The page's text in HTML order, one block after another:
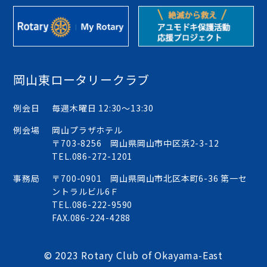
岡山東ロータリークラブ
例会日
毎週木曜日 12:30〜13:30
例会場
岡山プラザホテル
〒703-8256 岡山県岡山市中区浜2-3-12
TEL.086-272-1201
事務局
〒700-0901 岡山県岡山市北区本町6-36 第一セ
ントラルビル6Ｆ
TEL.086-222-9590
FAX.086-224-4288
© 2023 Rotary Club of Okayama-East